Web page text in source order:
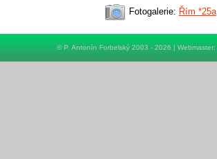
Fotogalerie: Řím *25a
© P. Antonín Forbelský 2003 - 2026 | Webmaster: